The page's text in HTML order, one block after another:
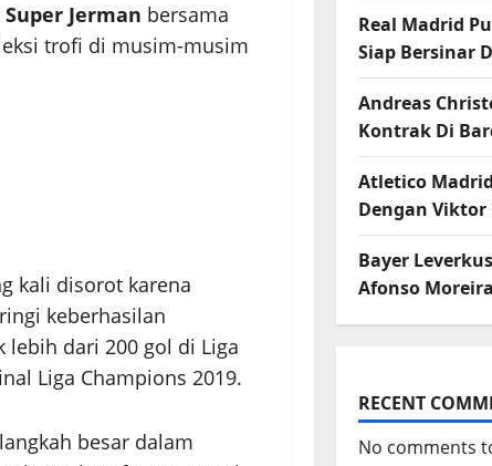
Jerman bersama
trofi di musim-musim
kali disorot karena
keberhasilan
lebih dari 200 gol di Liga
Liga Champions 2019.
besar dalam
Real Madrid
Siap Bersinar
Andreas
Kontrak Di
Atletico
Dengan Viktor
Bayer
Afonso
RECENT
No comments